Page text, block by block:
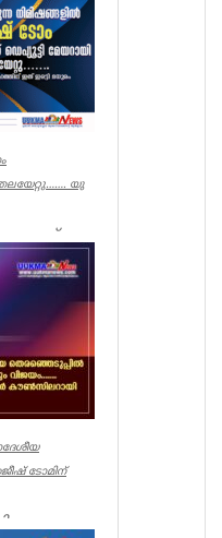
യു
ആഴ്ച
...
ടോമിന്